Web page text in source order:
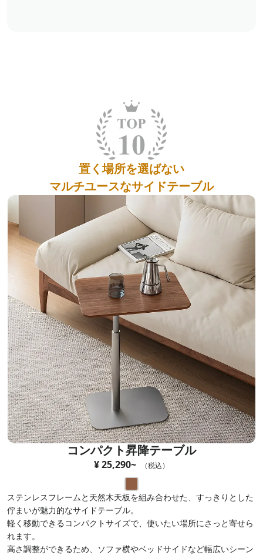
置く場所を選ばない
マルチユースなサイドテーブル
コンパクト昇降テーブル
¥ 25,290~ （税込）
ステンレスフレームと天然木天板を組み合わせた、すっきりとした
佇まいが魅力的なサイドテーブル。
軽く移動できるコンパクトサイズで、使いたい場所にさっと寄せら
れます。
高さ調整ができるため、ソファ横やベッドサイドなど幅広いシーン